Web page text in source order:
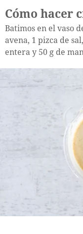
Cómo hacer
Batimos en el vaso
avena, 1 pizca de
entera y 50 g de